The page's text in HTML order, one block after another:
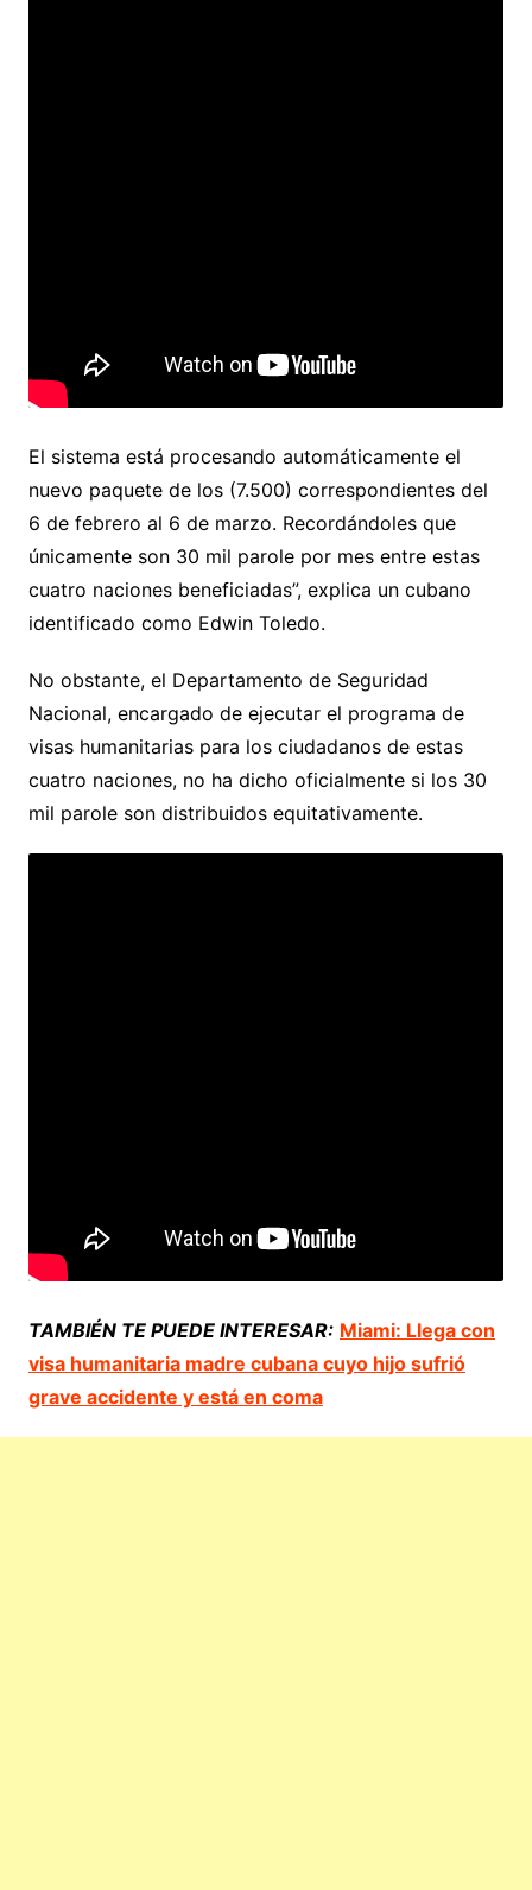
El sistema está procesando automáticamente el
nuevo paquete de los (7.500) correspondientes del
6 de febrero al 6 de marzo. Recordándoles que
únicamente son 30 mil parole por mes entre estas
cuatro naciones beneficiadas”, explica un cubano
identificado como Edwin Toledo.
No obstante, el Departamento de Seguridad
Nacional, encargado de ejecutar el programa de
visas humanitarias para los ciudadanos de estas
cuatro naciones, no ha dicho oficialmente si los 30
mil parole son distribuidos equitativamente.
TAMBIÉN TE PUEDE INTERESAR: Miami: Llega con
visa humanitaria madre cubana cuyo hijo sufrió
grave accidente y está en coma